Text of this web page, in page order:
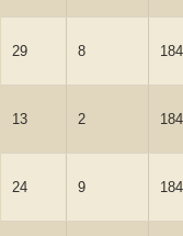
29 8
13 2
24 9